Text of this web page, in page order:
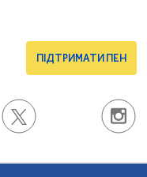
ПІДТРИМАТИ ПЕН